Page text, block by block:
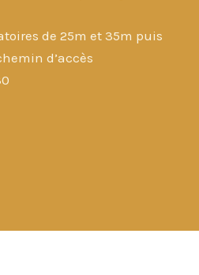
de 25m et 35m puis
d’accès